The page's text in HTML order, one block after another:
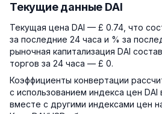
Текущие данные DAI
Текущая цена DAI — £ 0.74, что
за последние 24 часа и % за
рыночная капитализация DAI
торгов за 24 часа — £ 0.
Коэффициенты конвертации
с использованием индекса цен
вместе с другими индексами цен